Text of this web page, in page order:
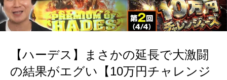
【ハーデス】まさかの延長で大激闘
の結果がエグい【10万円チャレンジ